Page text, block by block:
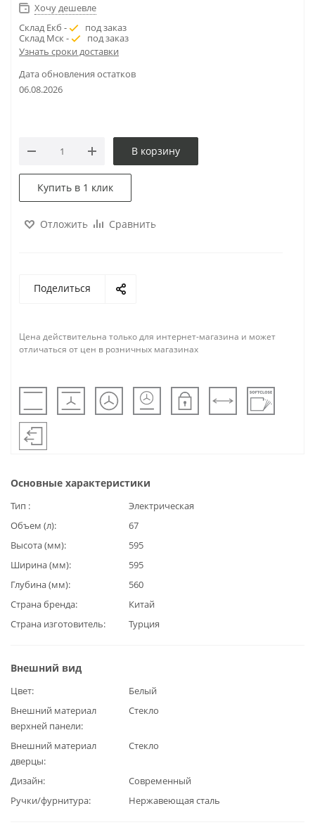
Хочу дешевле
Склад Екб -
под заказ
Склад Мск -
под заказ
Узнать сроки доставки
Дата обновления остатков
06.08.2026
В корзину
Купить в 1 клик
Отложить Сравнить
Поделиться
Цена действительна только для интернет-магазина и может
отличаться от цен в розничных магазинах
Основные характеристики
Тип
Электрическая
Объем (л)
67
Высота (мм)
595
Ширина (мм)
595
Глубина (мм)
560
Страна бренда
Китай
Страна изготовитель
Турция
Внешний вид
Цвет
Белый
Внешний материал
верхней панели
Стекло
Внешний материал
дверцы
Стекло
Дизайн
Современный
Ручки/фурнитура
Нержавеющая сталь